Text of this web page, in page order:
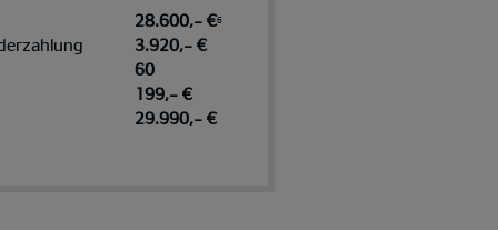
28.600,- €6
3.920,- €
60
199,- €
29.990,- €